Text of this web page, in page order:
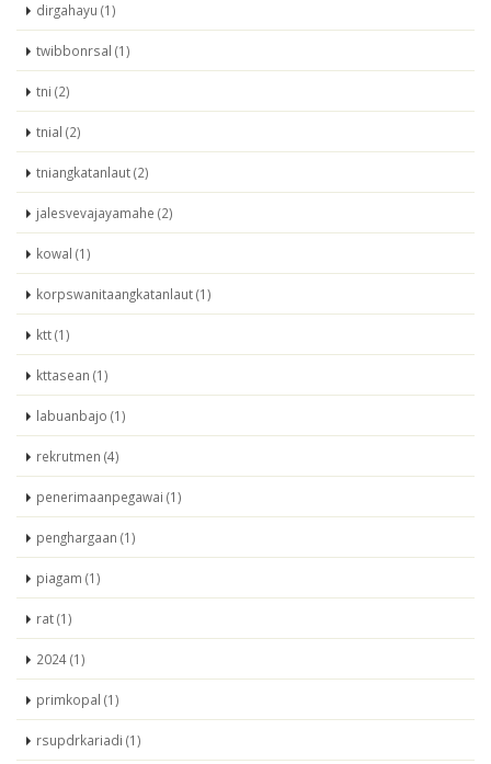
dirgahayu (1)
twibbonrsal (1)
tni (2)
tnial (2)
tniangkatanlaut (2)
jalesvevajayamahe (2)
kowal (1)
korpswanitaangkatanlaut (1)
ktt (1)
kttasean (1)
labuanbajo (1)
rekrutmen (4)
penerimaanpegawai (1)
penghargaan (1)
piagam (1)
rat (1)
2024 (1)
primkopal (1)
rsupdrkariadi (1)